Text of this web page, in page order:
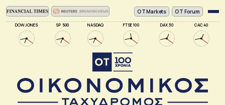
DOW JONES SP 500 NASDAQ FTSE 100 DAX 30 CAC 40
ΟΤ Markets OT Forum